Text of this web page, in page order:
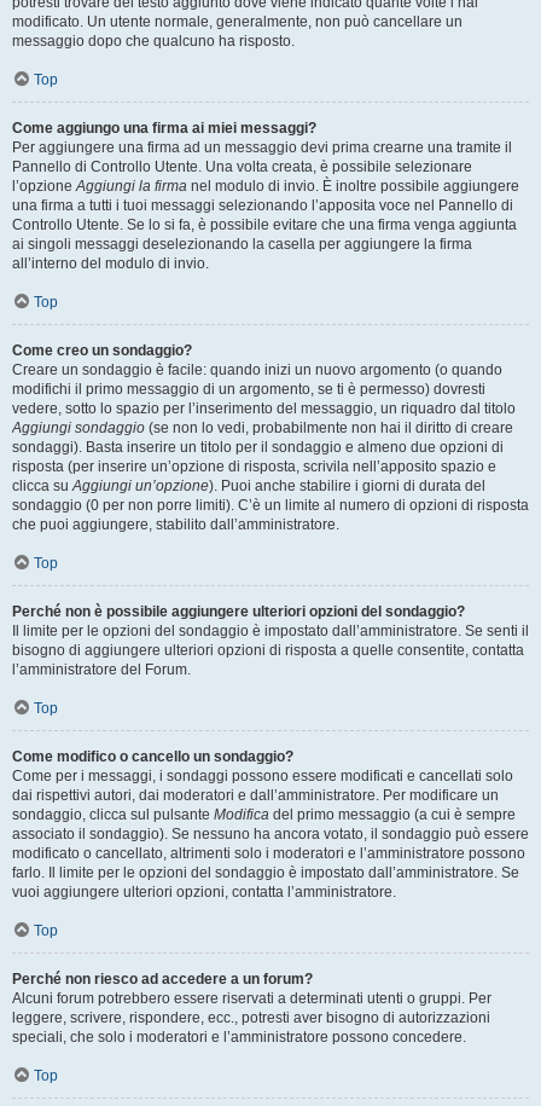
modificato. Un utente normale, generalmente, non può cancellare un
messaggio dopo che qualcuno ha risposto.
Top
Come aggiungo una firma ai miei messaggi?
Per aggiungere una firma ad un messaggio devi prima crearne una tramite il
Pannello di Controllo Utente. Una volta creata, è possibile selezionare
l’opzioneAggiungi la firma nel modulo di invio. È inoltre possibile aggiungere
una firma a tutti i tuoi messaggi selezionando l’apposita voce nel Pannello di
Controllo Utente. Se lo si fa, è possibile evitare che una firma venga aggiunta
ai singoli messaggi deselezionando la casella per aggiungere la firma
all’interno del modulo di invio.
Top
Come creo un sondaggio?
Creare un sondaggio è facile: quando inizi un nuovo argomento (o quando
modifichi il primo messaggio di un argomento, se ti è permesso) dovresti
vedere, sotto lo spazio per l’inserimento del messaggio, un riquadro dal titolo
Aggiungi sondaggio (se non lo vedi, probabilmente non hai il diritto di creare
sondaggi). Basta inserire un titolo per il sondaggio e almeno due opzioni di
risposta (per inserire un’opzione di risposta, scrivila nell’apposito spazio e
clicca suAggiungi un’opzione). Puoi anche stabilire i giorni di durata del
sondaggio (0 per non porre limiti). C’è un limite al numero di opzioni di risposta
che puoi aggiungere, stabilito dall’amministratore.
Top
Perché non è possibile aggiungere ulteriori opzioni del sondaggio?
Il limite per le opzioni del sondaggio è impostato dall’amministratore. Se senti il
bisogno di aggiungere ulteriori opzioni di risposta a quelle consentite, contatta
l’amministratore del Forum.
Top
Come modifico o cancello un sondaggio?
Come per i messaggi, i sondaggi possono essere modificati e cancellati solo
dai rispettivi autori, dai moderatori e dall’amministratore. Per modificare un
sondaggio, clicca sul pulsante Modifica del primo messaggio (a cui è sempre
associato il sondaggio). Se nessuno ha ancora votato, il sondaggio può essere
modificato o cancellato, altrimenti solo i moderatori e l’amministratore possono
farlo. Il limite per le opzioni del sondaggio è impostato dall’amministratore. Se
vuoi aggiungere ulteriori opzioni, contatta l’amministratore.
Top
Perché non riesco ad accedere a un forum?
Alcuni forum potrebbero essere riservati a determinati utenti o gruppi. Per
leggere, scrivere, rispondere, ecc., potresti aver bisogno di autorizzazioni
speciali, che solo i moderatori e l’amministratore possono concedere.
Top